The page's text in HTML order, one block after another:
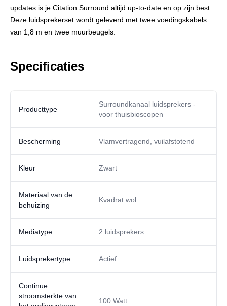
updates is je Citation Surround altijd up-to-date en op zijn best.
Deze luidsprekerset wordt geleverd met twee voedingskabels
van 1,8 m en twee muurbeugels.
Specificaties
Producttype
Surroundkanaal luidsprekers -
voor thuisbioscopen
Bescherming Vlamvertragend, vuilafstotend
Kleur Zwart
Materiaal van de
behuizing
Kvadrat wol
Mediatype 2 luidsprekers
Luidsprekertype Actief
Continue
stroomsterkte van
100 Watt